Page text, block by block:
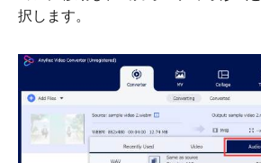
択します。